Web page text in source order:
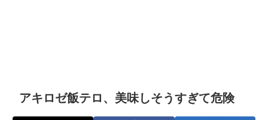
アキロゼ飯テロ、美味しそうすぎて危険